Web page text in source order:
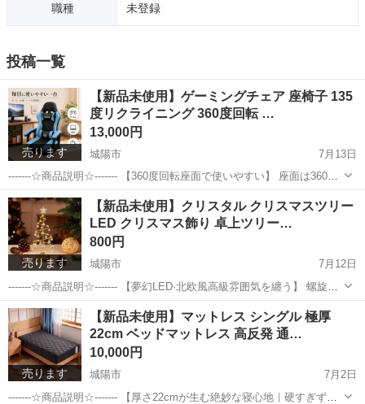
職種 未登録
投稿一覧
売ります
【新品未使用】ゲーミングチェア 座椅子 135
度リクライニング 360度回転 …
13,000円
城陽市
7月13日
-------☆商品説明☆------- 【360度回転座面で使いやすい】 座面は360度
回転仕様で、座ったまま左右に向きを変えられます。ゲーム機、コン
トローラー、リモコン、ローテーブルまわりの物を取りやすく、限ら
れたスペー...
京都 城陽市 椅子 ヘッドレスト
売ります
【新品未使用】クリスタル クリスマスツリー
LED クリスマス飾り 卓上ツリー…
800円
城陽市
7月12日
-------☆商品説明☆------- 【夢幻LED·北欧風高級雰囲気を纏う】 螺旋状
金属フレームに、クリスタル調ペンダントが輝き、LED ストリングの
間接光が「柔らかな輝き」を纏わせます。北欧フレッシュデザイン
は、クリス...
京都 城陽市 インテリア雑貨/小物 クリスマスツリー
売ります
【新品未使用】マットレス シングル 極厚
22cm ベッドマットレス 高反発 通…
10,000円
城陽市
7月2日
-------☆商品説明☆------- 【厚さ22cmが生む絶妙な寝心地｜硬すぎず柔